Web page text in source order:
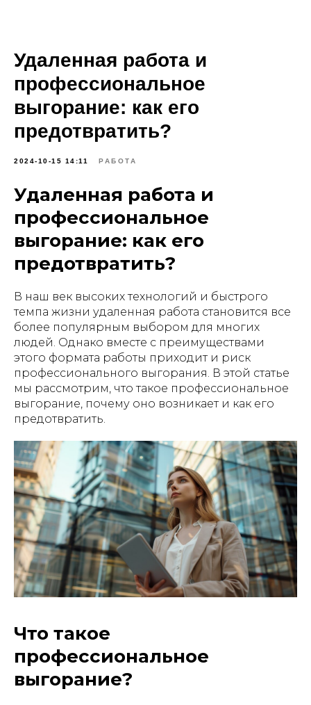
Удаленная работа и
профессиональное
выгорание: как его
предотвратить?
2024-10-15 14:11 РАБОТА
Удаленная работа и
профессиональное
выгорание: как его
предотвратить?
В наш век высоких технологий и быстрого
темпа жизни удаленная работа становится все
более популярным выбором для многих
людей. Однако вместе с преимуществами
этого формата работы приходит и риск
профессионального выгорания. В этой статье
мы рассмотрим, что такое профессиональное
выгорание, почему оно возникает и как его
предотвратить.
Что такое
профессиональное
выгорание?